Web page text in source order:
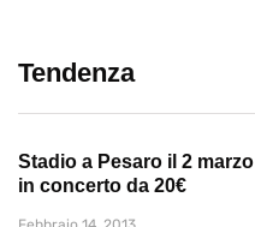
Tendenza
Stadio a Pesaro il 2 marzo
in concerto da 20€